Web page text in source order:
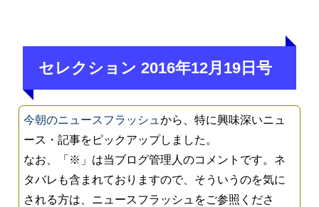
セレクション 2016年12月19日号
今朝のニュースフラッシュから、特に興味深いニュ
ース・記事をピックアップしました。
なお、「※」は当ブログ管理人のコメントです。ネ
タバレも含まれておりますので、そういうのを気に
される方は、ニュースフラッシュをご参照くださ